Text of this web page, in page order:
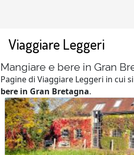
Viaggiare Leggeri
Mangiare e bere in Gran
Pagine di Viaggiare Leggeri in cui
bere in Gran Bretagna.